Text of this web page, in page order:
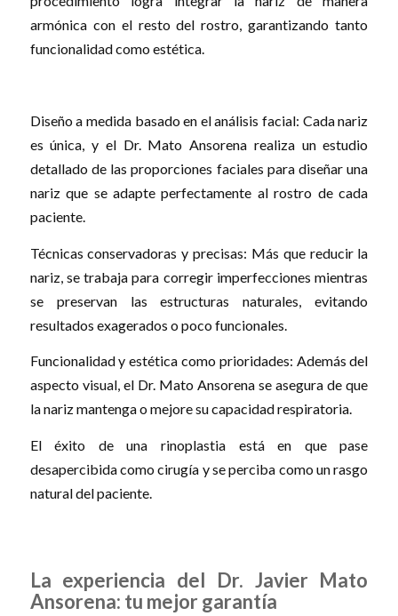
armónica con el resto del rostro, garantizando tanto
funcionalidad como estética.
Diseño a medida basado en el análisis facial: Cada nariz
es única, y el Dr. Mato Ansorena realiza un estudio
detallado de las proporciones faciales para diseñar una
nariz que se adapte perfectamente al rostro de cada
paciente.
Técnicas conservadoras y precisas: Más que reducir la
nariz, se trabaja para corregir imperfecciones mientras
se preservan las estructuras naturales, evitando
resultados exagerados o poco funcionales.
Funcionalidad y estética como prioridades: Además del
aspecto visual, el Dr. Mato Ansorena se asegura de que
la nariz mantenga o mejore su capacidad respiratoria.
El éxito de una rinoplastia está en que pase
desapercibida como cirugía y se perciba como un rasgo
natural del paciente.
La experiencia del Dr. Javier Mato
Ansorena: tu mejor garantía